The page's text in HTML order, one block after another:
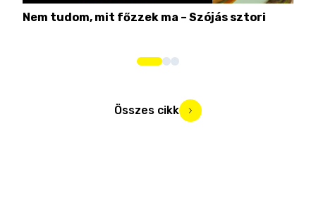
Nem tudom, mit főzzek ma – Szójás sztori
Összes cikk